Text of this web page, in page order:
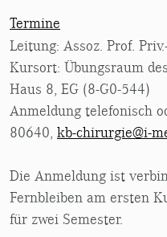
Termine
Leitung: Assoz. Prof.
Kursort: Übungsraum
Haus 8, EG (8-G0-544)
Anmeldung telefonisch
80640, kb-chirurgie@i-
Die Anmeldung ist
Fernbleiben am ersten
für zwei Semester.